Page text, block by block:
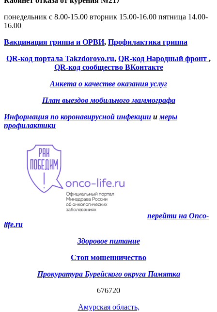
понедельник с 8.00-15.00 вторник 15.00-16.00 пятница 14.00-
16.00
Вакцинация гриппа и ОРВИ, Профилактика гриппа
QR-код портала Takzdorovo.ru, QR-код Народный фронт ,
QR-код сообщество ВКонтакте
Анкета о качестве оказания услуг
План выездов мобильного маммографа
Информация по коронавирусной инфекции имеры
профилактики
перейти на Onco-
life.ru
Здоровое питание
Стоп мошенничество
Прокуратура Бурейского округа Памятка
676720
Амурская область,